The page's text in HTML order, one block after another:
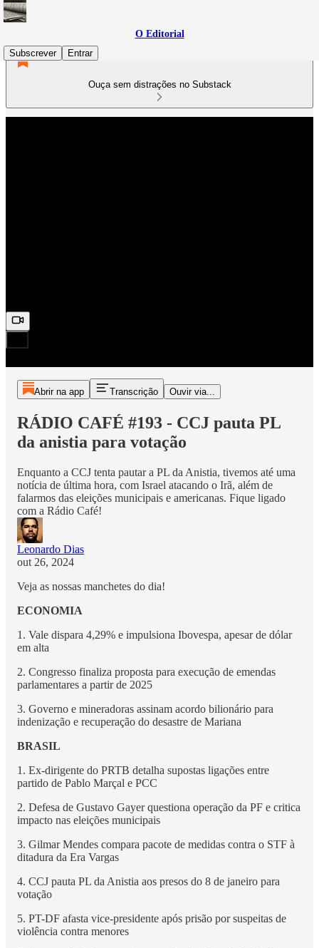
O Editorial
Subscrever
Entrar
Ouça sem distrações no Substack
Abrir na app Transcrição Ouvir via...
RÁDIO CAFÉ #193 - CCJ pauta PL
da anistia para votação
Enquanto a CCJ tenta pautar a PL da Anistia, tivemos até uma
notícia de última hora, com Israel atacando o Irã, além de
falarmos das eleições municipais e americanas. Fique ligado
com a Rádio Café!
Leonardo Dias
out 26, 2024
Veja as nossas manchetes do dia!
ECONOMIA
1. Vale dispara 4,29% e impulsiona Ibovespa, apesar de dólar
em alta
2. Congresso finaliza proposta para execução de emendas
parlamentares a partir de 2025
3. Governo e mineradoras assinam acordo bilionário para
indenização e recuperação do desastre de Mariana
BRASIL
1. Ex-dirigente do PRTB detalha supostas ligações entre
partido de Pablo Marçal e PCC
2. Defesa de Gustavo Gayer questiona operação da PF e critica
impacto nas eleições municipais
3. Gilmar Mendes compara pacote de medidas contra o STF à
ditadura da Era Vargas
4. CCJ pauta PL da Anistia aos presos do 8 de janeiro para
votação
5. PT-DF afasta vice-presidente após prisão por suspeitas de
violência contra menores